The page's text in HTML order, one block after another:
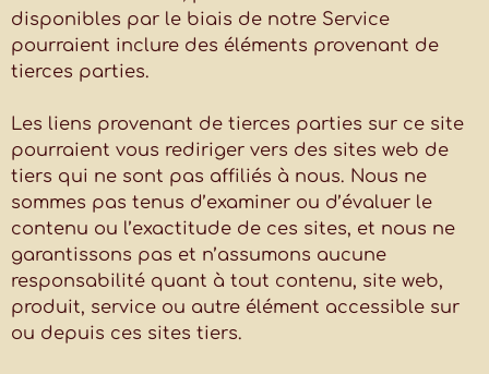
disponibles par le biais de notre Service
pourraient inclure des éléments provenant de
tierces parties.
Les liens provenant de tierces parties sur ce site
pourraient vous rediriger vers des sites web de
tiers qui ne sont pas affiliés à nous. Nous ne
sommes pas tenus d’examiner ou d’évaluer le
contenu ou l’exactitude de ces sites, et nous ne
garantissons pas et n’assumons aucune
responsabilité quant à tout contenu, site web,
produit, service ou autre élément accessible sur
ou depuis ces sites tiers.